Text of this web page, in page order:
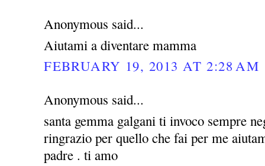
Anonymous said...
Aiutami a diventare mamma
FEBRUARY 19, 2013 AT 2:28 AM
Anonymous said...
santa gemma galgani ti invoco sempre
ringrazio per quello che fai per me
padre . ti amo